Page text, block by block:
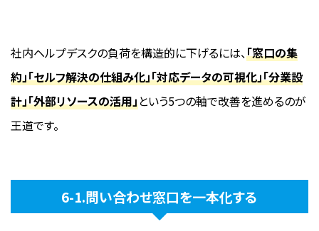
社内ヘルプデスクの負荷を構造的に下げるには、「窓口の集
約」「セルフ解決の仕組み化」「対応データの可視化」「分業設
計」「外部リソースの活用」という5つの軸で改善を進めるのが
王道です。
6-1.問い合わせ窓口を一本化する